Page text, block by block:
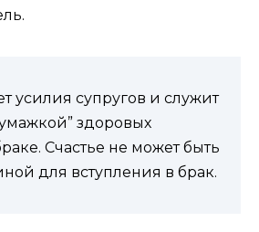
усилия супругов и служит
здоровых
Счастье не может быть
для вступления в брак.